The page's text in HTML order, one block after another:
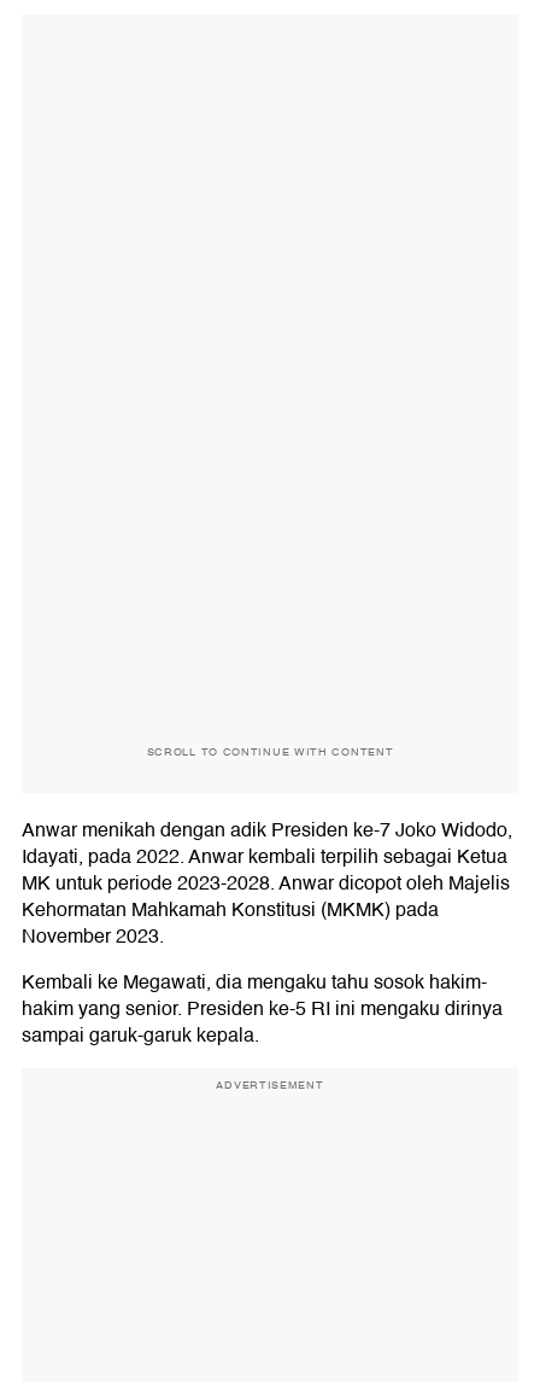
SCROLL TO CONTINUE WITH CONTENT
Anwar menikah dengan adik Presiden ke-7 Joko Widodo,
Idayati, pada 2022. Anwar kembali terpilih sebagai Ketua
MK untuk periode 2023-2028. Anwar dicopot oleh Majelis
Kehormatan Mahkamah Konstitusi (MKMK) pada
November 2023.
Kembali ke Megawati, dia mengaku tahu sosok hakim-
hakim yang senior. Presiden ke-5 RI ini mengaku dirinya
sampai garuk-garuk kepala.
ADVERTISEMENT